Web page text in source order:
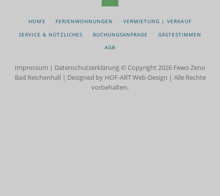
NAVIGATION
HOME FERIENWOHNUNGEN
VERMIETUNG | VERKAUF
SERVICE & NÜTZLICHES
BUCHUNGSANFRAGE
GÄSTESTIMMEN
AGB
Impressum | Datenschutzerklärung© Copyright 2026 Fewo Zeno
Bad Reichenhall | Designed by HOF-ART Web-Design | Alle Rechte
vorbehalten.